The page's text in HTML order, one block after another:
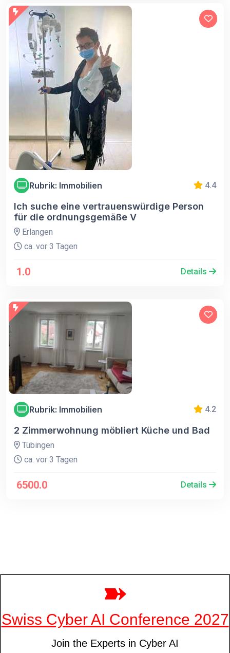
Rubrik: Immobilien 4.4
Ich suche eine vertrauenswürdige Person
für die ordnungsgemäße V
Erlangen
ca. vor 3 Tagen
1.0 Details
Rubrik: Immobilien 4.2
2 Zimmerwohnung möbliert Küche und Bad
Tübingen
ca. vor 3 Tagen
6500.0 Details